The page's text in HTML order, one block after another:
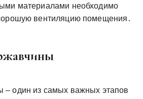
материалами необходимо
вентиляцию помещения․
– один из самых важных этапов